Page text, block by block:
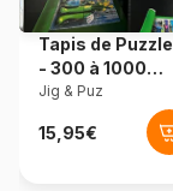
Dimensions
Tapis de
- 300 à 1000
pièces
Jig & Puz